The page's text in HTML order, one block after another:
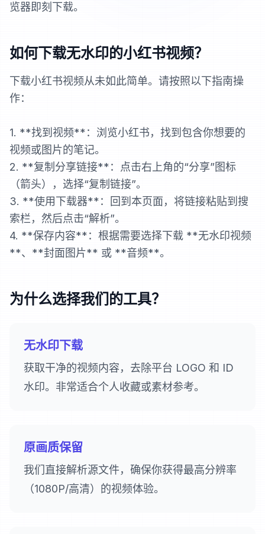
览器即刻下载。
如何下载无水印的小红书视频？
下载小红书视频从未如此简单。请按照以下指南操
作：
1. **找到视频**：浏览小红书，找到包含你想要的
视频或图片的笔记。
2. **复制分享链接**：点击右上角的“分享”图标
（箭头），选择“复制链接”。
3. **使用下载器**：回到本页面，将链接粘贴到搜
索栏，然后点击“解析”。
4. **保存内容**：根据需要选择下载 **无水印视频
**、**封面图片** 或 **音频**。
为什么选择我们的工具？
无水印下载
获取干净的视频内容，去除平台 LOGO 和 ID
水印。非常适合个人收藏或素材参考。
原画质保留
我们直接解析源文件，确保你获得最高分辨率
（1080P/高清）的视频体验。